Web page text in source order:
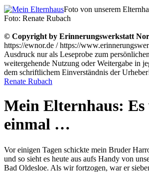
Foto von unserem
Foto: Renate Rubach
© Copyright by Erinnerungswerkstatt
https://ewnor.de / https://
Ausdruck nur als Leseprobe zum
weitergehende Nutzung oder Weitergabe in
dem schriftlichem Einverständnis der
Renate Rubach
Mein Elternhaus: Es
einmal …
Vor einigen Tagen schickte mein Bruder
und so sieht es heute aus aufs Handy von
Bad Oldesloe. Als wir fortzogen, war er